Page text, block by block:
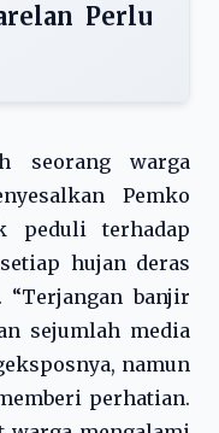
Perlu
seorang warga
Pemko
peduli terhadap
hujan deras
banjir
sejumlah media
namun
perhatian.